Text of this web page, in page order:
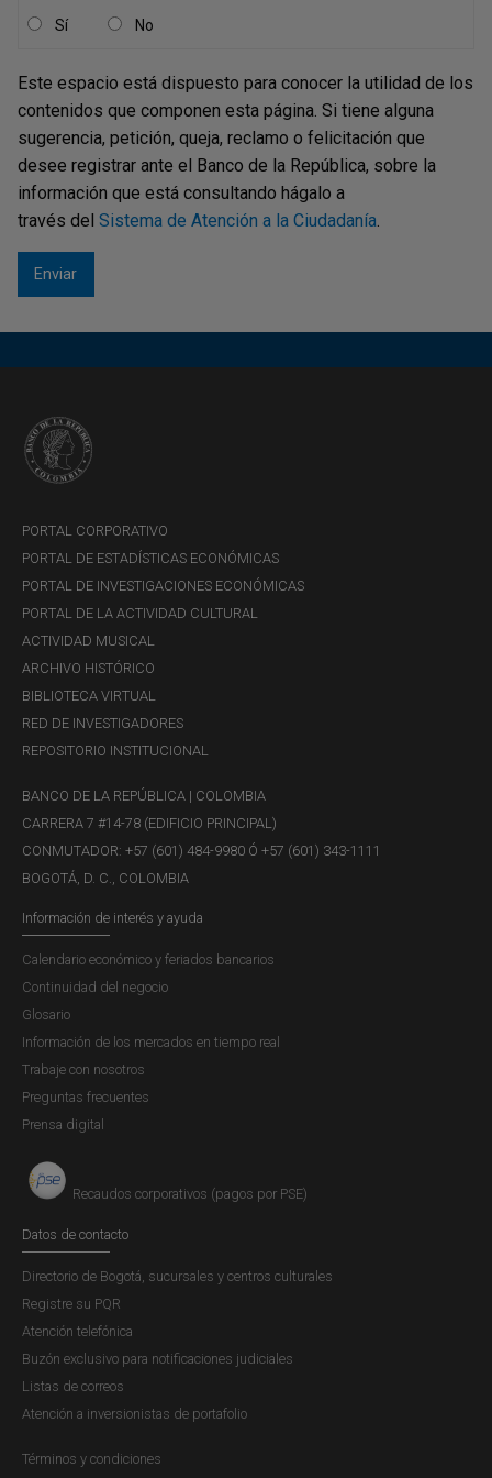
activos y financiación del terrorismo
Sí No
Este espacio está dispuesto para conocer la utilidad de los
contenidos que componen esta página. Si tiene alguna
sugerencia, petición, queja, reclamo o felicitación que
desee registrar ante el Banco de la República, sobre la
información que está consultando hágalo a
través del Sistema de Atención a la Ciudadanía.
PORTAL CORPORATIVO
PORTAL DE ESTADÍSTICAS ECONÓMICAS
PORTAL DE INVESTIGACIONES ECONÓMICAS
PORTAL DE LA ACTIVIDAD CULTURAL
ACTIVIDAD MUSICAL
ARCHIVO HISTÓRICO
BIBLIOTECA VIRTUAL
RED DE INVESTIGADORES
REPOSITORIO INSTITUCIONAL
BANCO DE LA REPÚBLICA | COLOMBIA
CARRERA 7 #14-78 (EDIFICIO PRINCIPAL)
CONMUTADOR: +57 (601) 484-9980 Ó +57 (601) 343-1111
BOGOTÁ, D. C., COLOMBIA
Información de interés y ayuda
Calendario económico y feriados bancarios
Continuidad del negocio
Glosario
Información de los mercados en tiempo real
Trabaje con nosotros
Preguntas frecuentes
Prensa digital
Recaudos corporativos (pagos por PSE)
Datos de contacto
Directorio de Bogotá, sucursales y centros culturales
Registre su PQR
Atención telefónica
Buzón exclusivo para notificaciones judiciales
Listas de correos
Atención a inversionistas de portafolio
Términos y condiciones